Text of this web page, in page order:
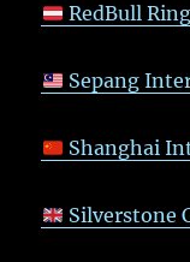
RedBull Ring
Sepang
Shanghai
Silverstone